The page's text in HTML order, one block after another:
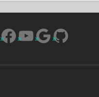
Facebook
YouTube
Google
GitHub